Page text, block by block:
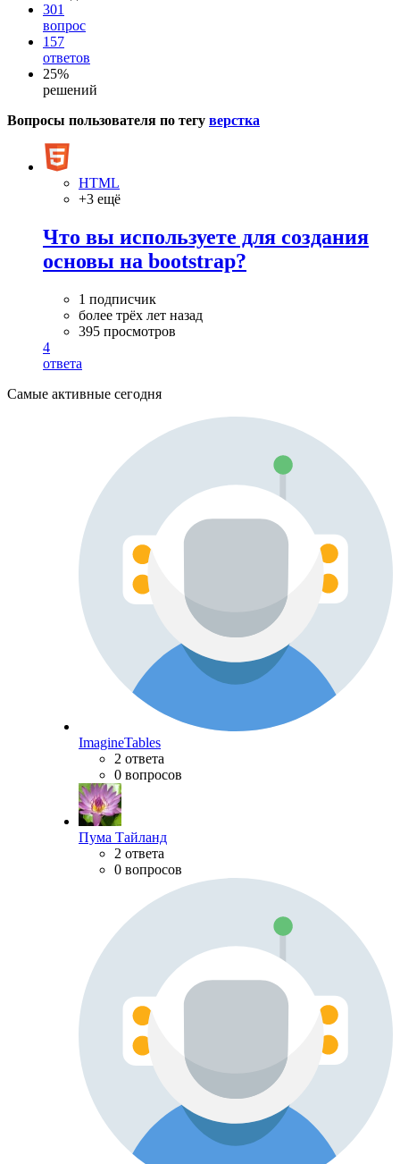
301
вопрос
157
ответов
25%
решений
Вопросы пользователя по тегу верстка
HTML
+3 ещё
Что вы используете для создания
основы на bootstrap?
1 подписчик
более трёх лет назад
395 просмотров
4
ответа
Самые активные сегодня
ImagineTables
2 ответа
0 вопросов
Пума Тайланд
2 ответа
0 вопросов